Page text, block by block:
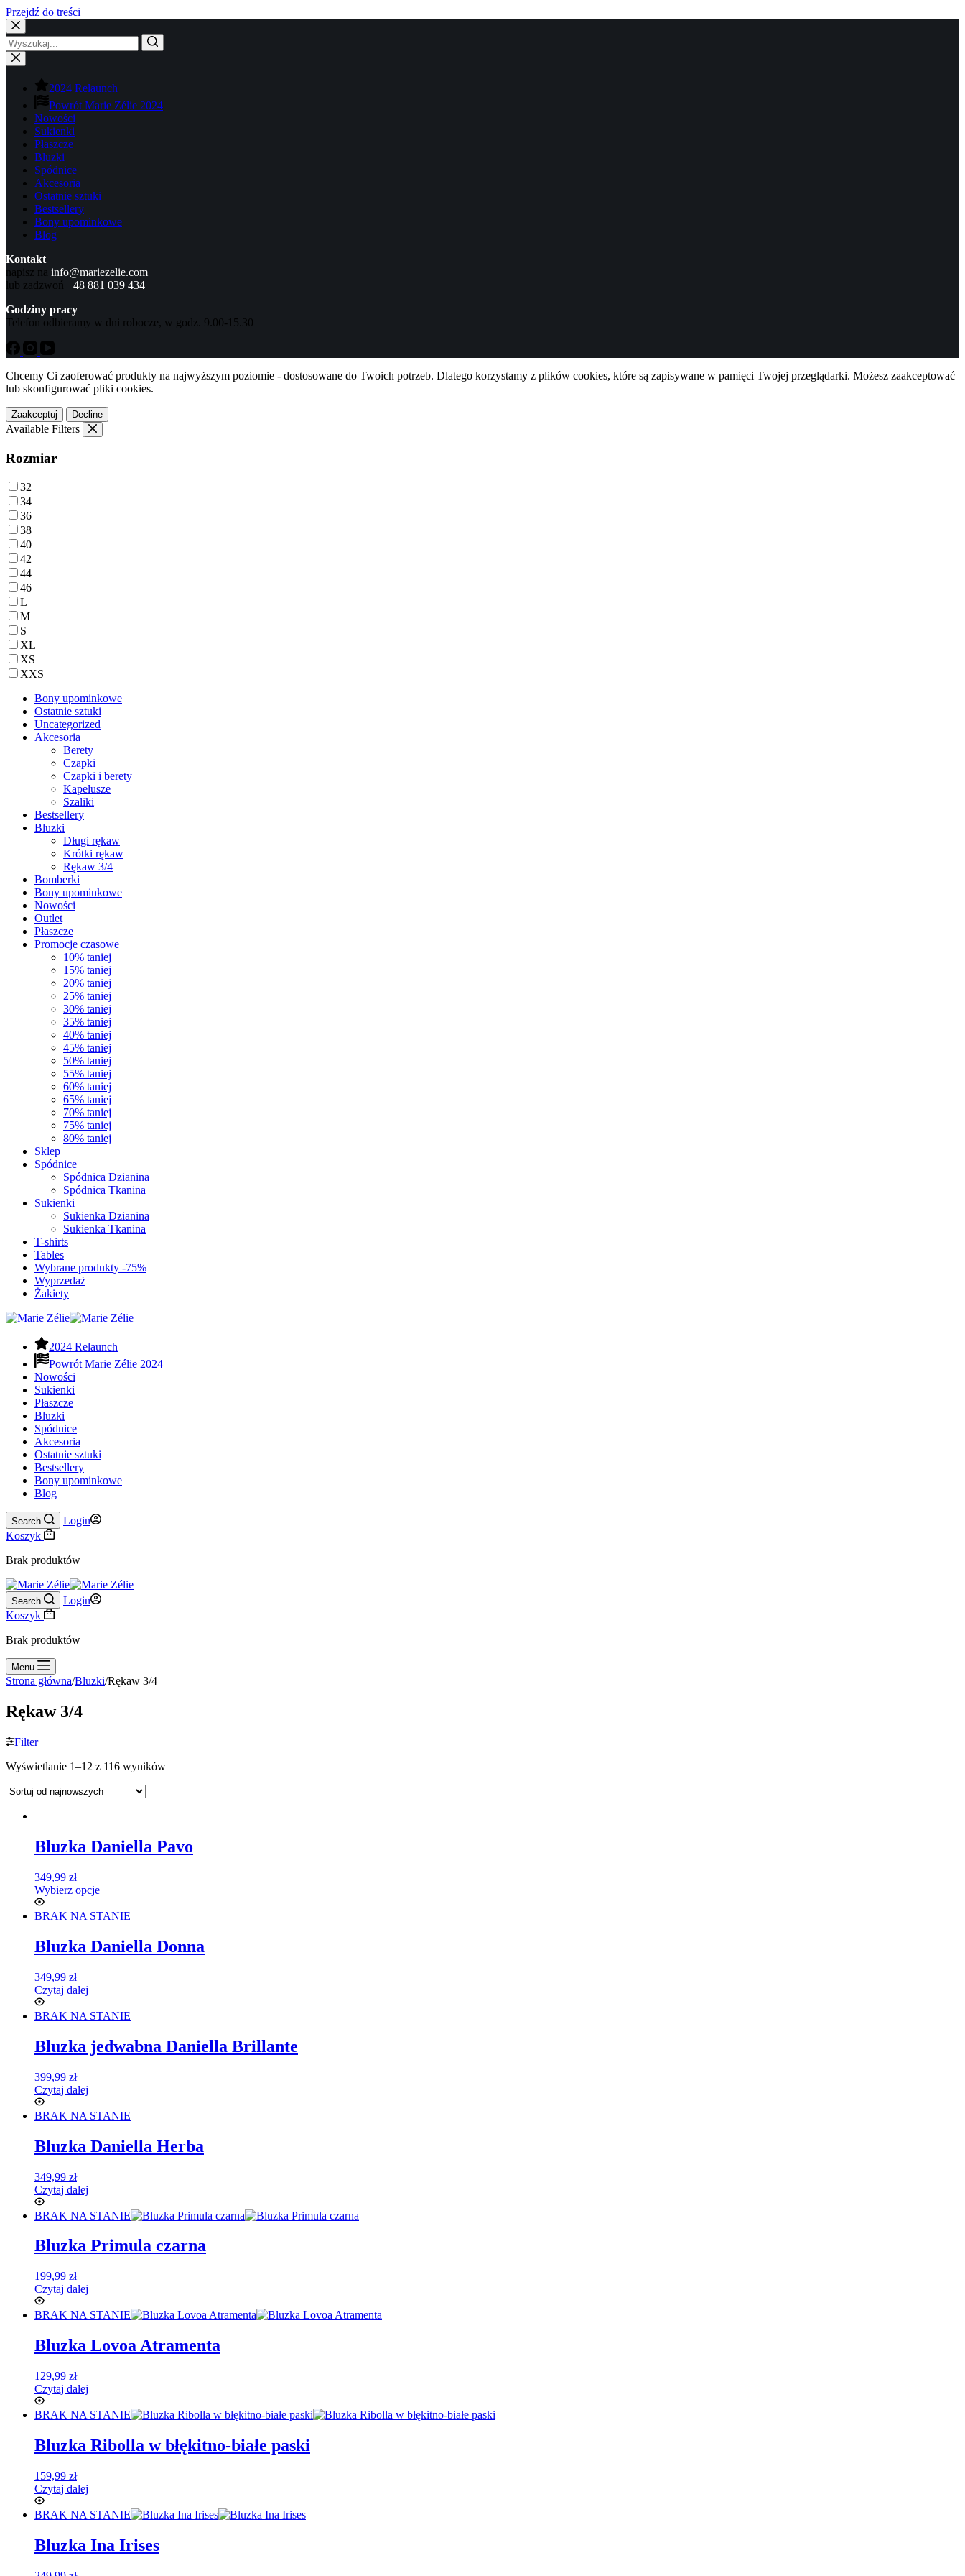
Przejdź do treści
2024 Relaunch
Powrót Marie Zélie 2024
Nowości
Sukienki
Płaszcze
Bluzki
Spódnice
Akcesoria
Ostatnie sztuki
Bestsellery
Bony upominkowe
Blog
Kontakt
napisz na info@mariezelie.com
lub zadzwoń +48 881 039 434
Godziny pracy
Telefon odbieramy w dni robocze, w godz. 9.00-15.30
Chcemy Ci zaoferować produkty na najwyższym poziomie - dostosowane do Twoich potrzeb. Dlatego korzystamy z plików cookies, które są zapisywane w pamięci Twojej przeglądarki. Możesz zaakceptować
lub skonfigurować pliki cookies.
Zaakceptuj Decline
Available Filters
Rozmiar
32
34
36
38
40
42
44
46
L
M
S
XL
XS
XXS
Bony upominkowe
Ostatnie sztuki
Uncategorized
Akcesoria
Berety
Czapki
Czapki i berety
Kapelusze
Szaliki
Bestsellery
Bluzki
Długi rękaw
Krótki rękaw
Rękaw 3/4
Bomberki
Bony upominkowe
Nowości
Outlet
Płaszcze
Promocje czasowe
10% taniej
15% taniej
20% taniej
25% taniej
30% taniej
35% taniej
40% taniej
45% taniej
50% taniej
55% taniej
60% taniej
65% taniej
70% taniej
75% taniej
80% taniej
Sklep
Spódnice
Spódnica Dzianina
Spódnica Tkanina
Sukienki
Sukienka Dzianina
Sukienka Tkanina
T-shirts
Tables
Wybrane produkty -75%
Wyprzedaż
Żakiety
2024 Relaunch
Powrót Marie Zélie 2024
Nowości
Sukienki
Płaszcze
Bluzki
Spódnice
Akcesoria
Ostatnie sztuki
Bestsellery
Bony upominkowe
Blog
Search
Login
Koszyk
Brak produktów
Search
Login
Koszyk
Brak produktów
Menu
Strona główna/Bluzki/Rękaw 3/4
Rękaw 3/4
Filter
Wyświetlanie 1–12 z 116 wyników
Bluzka Daniella Pavo
349,99 zł
Wybierz opcje
BRAK NA STANIE
Bluzka Daniella Donna
349,99 zł
Czytaj dalej
BRAK NA STANIE
Bluzka jedwabna Daniella Brillante
399,99 zł
Czytaj dalej
BRAK NA STANIE
Bluzka Daniella Herba
349,99 zł
Czytaj dalej
BRAK NA STANIE
Bluzka Primula czarna
199,99 zł
Czytaj dalej
BRAK NA STANIE
Bluzka Lovoa Atramenta
129,99 zł
Czytaj dalej
BRAK NA STANIE
Bluzka Ribolla w błękitno-białe paski
159,99 zł
Czytaj dalej
BRAK NA STANIE
Bluzka Ina Irises